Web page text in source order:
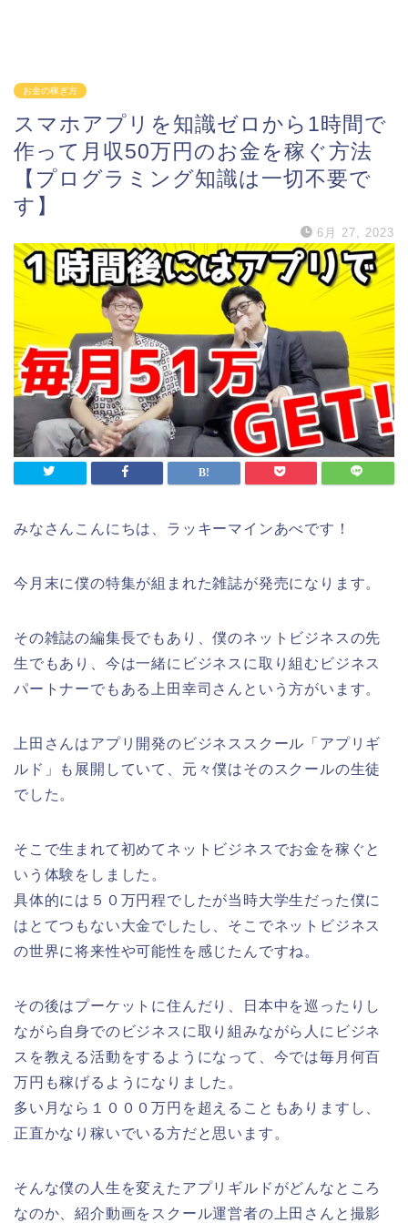
お金の稼ぎ方
スマホアプリを知識ゼロから1時間で
作って月収50万円のお金を稼ぐ方法
【プログラミング知識は一切不要で
す】
6月 27, 2023
みなさんこんにちは、ラッキーマインあべです！
今月末に僕の特集が組まれた雑誌が発売になります。
その雑誌の編集長でもあり、僕のネットビジネスの先
生でもあり、今は一緒にビジネスに取り組むビジネス
パートナーでもある上田幸司さんという方がいます。
上田さんはアプリ開発のビジネススクール「アプリギ
ルド」も展開していて、元々僕はそのスクールの生徒
でした。
そこで生まれて初めてネットビジネスでお金を稼ぐと
いう体験をしました。
具体的には５０万円程でしたが当時大学生だった僕に
はとてつもない大金でしたし、そこでネットビジネス
の世界に将来性や可能性を感じたんですね。
その後はプーケットに住んだり、日本中を巡ったりし
ながら自身でのビジネスに取り組みながら人にビジネ
スを教える活動をするようになって、今では毎月何百
万円も稼げるようになりました。
多い月なら１０００万円を超えることもありますし、
正直かなり稼いでいる方だと思います。
そんな僕の人生を変えたアプリギルドがどんなところ
なのか、紹介動画をスクール運営者の上田さんと撮影